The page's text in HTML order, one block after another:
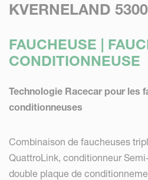
KVERNELAND 5300
FAUCHEUSE |
CONDITIONNEUSE
Technologie Racecar pour les
conditionneuses
Combinaison de faucheuses
QuattroLink, conditionneur
double plaque de